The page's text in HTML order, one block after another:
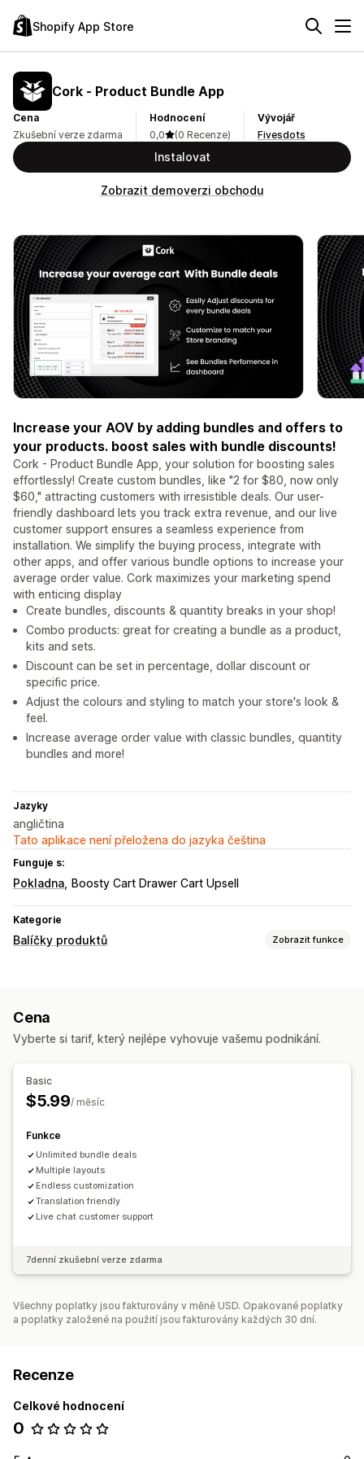
Shopify App Store
Cork ‑ Product Bundle App
Cena
Zkušební verze zdarma
Hodnocení
0,0
(0 Recenze)
Vývojář
Fivesdots
Instalovat
Zobrazit demoverzi obchodu
Increase your AOV by adding bundles and offers to
your products. boost sales with bundle discounts!
Cork - Product Bundle App, your solution for boosting sales
effortlessly! Create custom bundles, like "2 for $80, now only
$60," attracting customers with irresistible deals. Our user-
friendly dashboard lets you track extra revenue, and our live
customer support ensures a seamless experience from
installation. We simplify the buying process, integrate with
other apps, and offer various bundle options to increase your
average order value. Cork maximizes your marketing spend
with enticing display
Create bundles, discounts & quantity breaks in your shop!
Combo products: great for creating a bundle as a product,
kits and sets.
Discount can be set in percentage, dollar discount or
specific price.
Adjust the colours and styling to match your store's look &
feel.
Increase average order value with classic bundles, quantity
bundles and more!
Jazyky
angličtina
Tato aplikace není přeložena do jazyka čeština
Funguje s:
Pokladna Boosty Cart Drawer Cart Upsell
Kategorie
Balíčky produktů Zobrazit funkce
Vlastní balíčky
Procentuální slevy
Cena
Vyberte si tarif, který nejlépe vyhovuje vašemu podnikání.
Basic
$5.99/ měsíc
Funkce
Unlimited bundle deals
Multiple layouts
Endless customization
Translation friendly
Live chat customer support
7denní zkušební verze zdarma
Všechny poplatky jsou fakturovány v měně USD. Opakované poplatky
a poplatky založené na použití jsou fakturovány každých 30 dní.
Recenze
Celkové hodnocení
0